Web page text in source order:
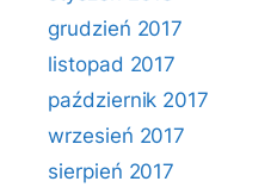
grudzień 2017
listopad 2017
październik 2017
wrzesień 2017
sierpień 2017